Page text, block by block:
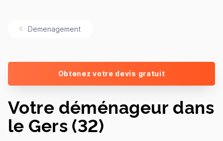
Demenagement
Obtenez votre devis gratuit
Votre déménageur dans
le Gers (32)